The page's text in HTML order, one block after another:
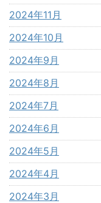
2024年11月
2024年10月
2024年9月
2024年8月
2024年7月
2024年6月
2024年5月
2024年4月
2024年3月